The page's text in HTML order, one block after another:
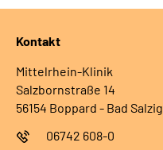
Kontakt
Mittelrhein-Klinik
Salzbornstraße 14
56154 Boppard - Bad Salzig
06742 608-0